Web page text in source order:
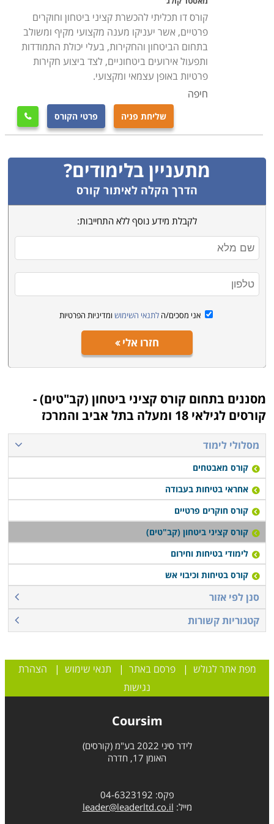
בהתנהלות השוטפת וכדומה
למי מיועד הקורס
קורס קציני ביטחון מיועד לכל אדם המעוניין לפתח קריירה
במקצוע מאתגר ומעניין בתחום. בקורס משתתפים גם
הנדרשים ללימודי רענון תקופתיים, להעשיר את ידיעותיהם,
ולהרחיב את יכולותיהם בעבודה. הקורס מתאים גם לאנשים
ללא רקע בתחום אך בעלי רקע משירותם הצבאי, ולאנשים
ולפתח את היכולות הנדרשות על מנת להצליח בו.
קורס דו תכליתי להכשרת קציני ביטחון וחוקרים
פרטיים, אשר יעניקו מענה מקצועי מקיף ומשולב
בתחום הביטחון והחקירות, בעלי יכולת התמודדות
ותפעול אירועים ביטחוניים, לצד ביצוע חקירות
פרטיות באופן עצמאי ומקצועי.
חיפה
שליחת פניה פרטי הקורס 
מתעניין בלימודים?
הדרך הקלה לאיתור קורס
לקבלת מידע נוסף ללא התחייבות:
אני מסכים/ה לתנאי השימוש ומדיניות הפרטיות
חזרו אלי
מסננים בתחום קורס קציני ביטחון (קב"טים) -
קורסים לגילאי 18 ומעלה בתל אביב והמרכז
מסלולי לימוד
קורס מאבטחים
אחראי בטיחות בעבודה
קורס חוקרים פרטיים
קורס קציני ביטחון (קב"טים)
לימודי בטיחות וחירום
קורס בטיחות וכיבוי אש
סנן לפי אזור
קטגוריות קשורות
מפת אתר לגולש |פרסם באתר | תנאי שימוש | הצהרת
נגישות
Coursim
לידר סיני 2022 בע"מ (קורסים)
האומן 17, חדרה
פקס: 04-6323192
מייל: leader@leaderltd.co.il